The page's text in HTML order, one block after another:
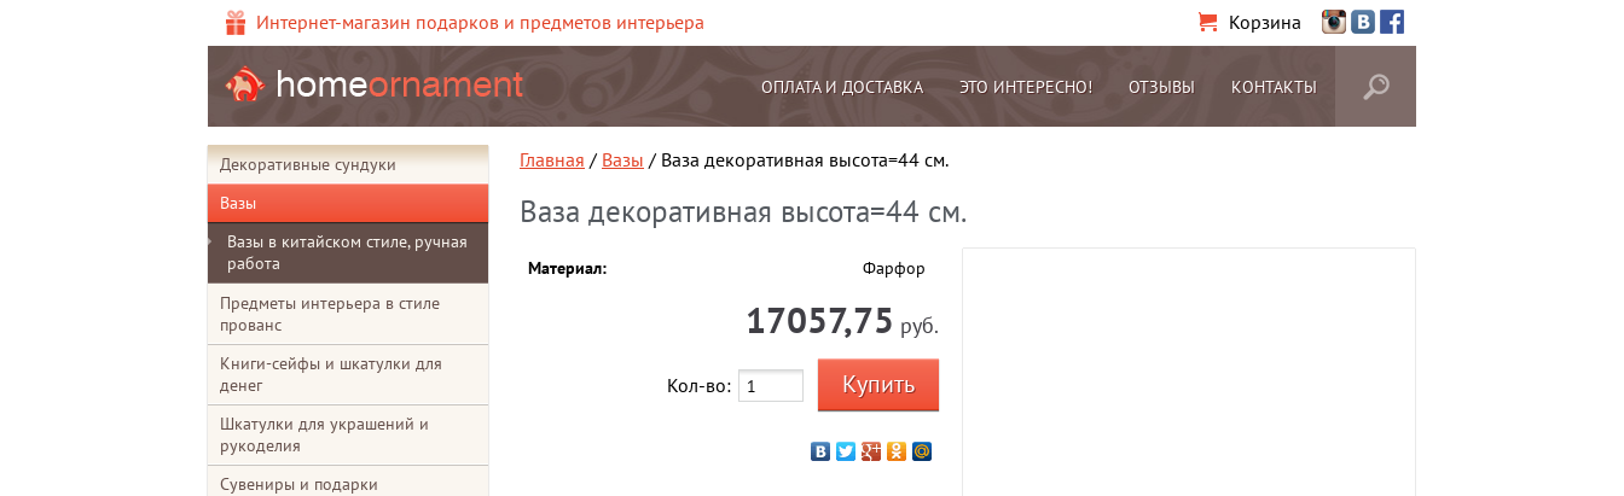
Интернет-магазин подарков и предметов интерьера Корзина
ОПЛАТА И ДОСТАВКА ЭТО ИНТЕРЕСНО! ОТЗЫВЫ КОНТАКТЫ
Главная / Вазы / Ваза декоративная высота=44 см.
Ваза декоративная высота=44 см.
Материал: Фарфор
17057,75 руб.
Кол-во:
Декоративные сундуки
Вазы
Вазы в китайском стиле, ручная
работа
Предметы интерьера в стиле
прованс
Книги-сейфы и шкатулки для
денег
Шкатулки для украшений и
рукоделия
Сувениры и подарки